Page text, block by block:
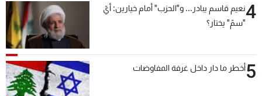
4نعيم قاسم يبادر... و"الحزب" أمام خيارين: أيّ
"سمّ" يختار؟
5أخطر ما دار داخل غرفة المفاوضات